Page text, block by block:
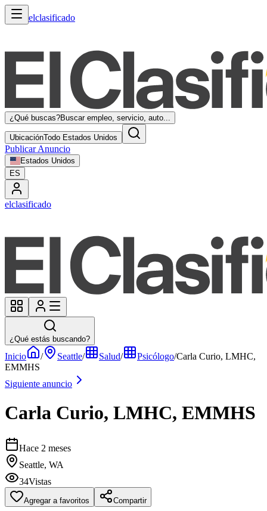
elclasificado
¿Qué buscas?Buscar empleo, servicio, auto...
UbicaciónTodo Estados Unidos
Publicar Anuncio
Estados Unidos
ES
elclasificado
¿Qué estás buscando?
Inicio / Seattle/ Salud/ Psicólogo/Carla Curio, LMHC,
EMMHS
Siguiente anuncio
Carla Curio, LMHC, EMMHS
Hace 2 meses
Seattle, WA
34Vistas
Agregar a favoritos Compartir